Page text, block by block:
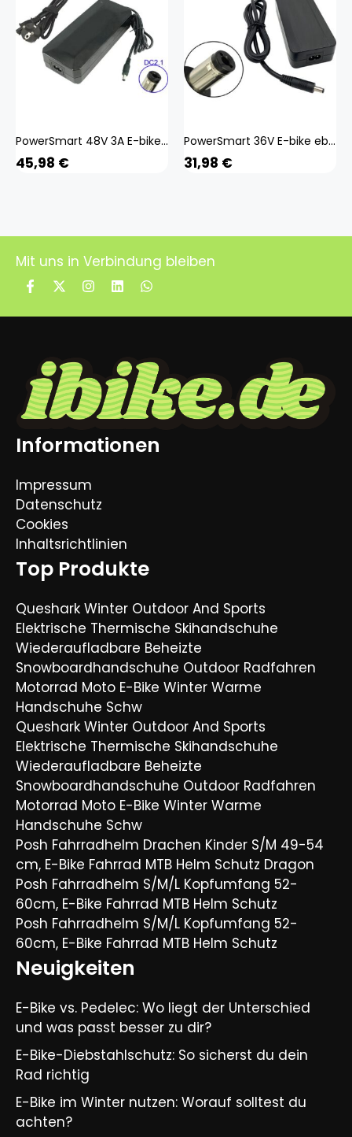
PowerSmart 48V 3A E-bike ebike Akku AC-Ladegerät Netzteil
45,98 €
PowerSmart 36V E-bike ebike Akku Ladegerät Netzteil
31,98 €
Mit uns in Verbindung bleiben
Informationen
Impressum
Datenschutz
Cookies
Inhaltsrichtlinien
Top Produkte
Queshark Winter Outdoor And Sports
Elektrische Thermische Skihandschuhe
Wiederaufladbare Beheizte
Snowboardhandschuhe Outdoor Radfahren
Motorrad Moto E-Bike Winter Warme
Handschuhe Schw
Queshark Winter Outdoor And Sports
Elektrische Thermische Skihandschuhe
Wiederaufladbare Beheizte
Snowboardhandschuhe Outdoor Radfahren
Motorrad Moto E-Bike Winter Warme
Handschuhe Schw
Posh Fahrradhelm Drachen Kinder S/M 49-54
cm, E-Bike Fahrrad MTB Helm Schutz Dragon
Posh Fahrradhelm S/M/L Kopfumfang 52-
60cm, E-Bike Fahrrad MTB Helm Schutz
Posh Fahrradhelm S/M/L Kopfumfang 52-
60cm, E-Bike Fahrrad MTB Helm Schutz
Neuigkeiten
E-Bike vs. Pedelec: Wo liegt der Unterschied
und was passt besser zu dir?
E-Bike-Diebstahlschutz: So sicherst du dein
Rad richtig
E-Bike im Winter nutzen: Worauf solltest du
achten?